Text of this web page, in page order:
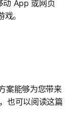
动 App 或网页
戏。
案能够为您带来
也可以阅读这篇